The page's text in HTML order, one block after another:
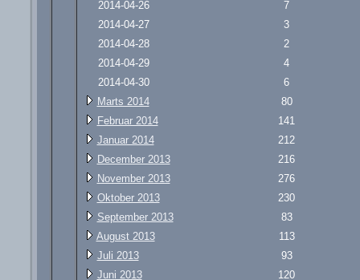
2014-04-26
7
2014-04-27
3
2014-04-28
2
2014-04-29
4
2014-04-30
6
Marts 2014
80
Februar 2014
141
Januar 2014
212
December 2013
216
November 2013
276
Oktober 2013
230
September 2013
83
August 2013
113
Juli 2013
93
Juni 2013
120